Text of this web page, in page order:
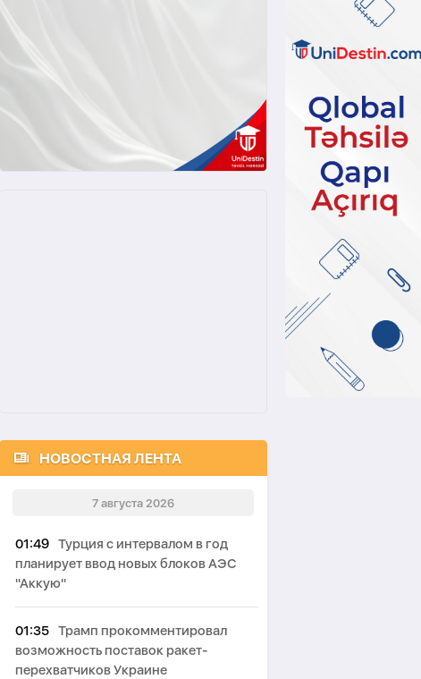
НОВОСТНАЯ ЛЕНТА
7 августа 2026
01:49 Турция с интервалом в год
планирует ввод новых блоков АЭС
"Аккую"
01:35 Трамп прокомментировал
возможность поставок ракет-
перехватчиков Украине